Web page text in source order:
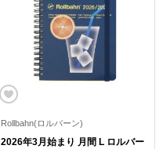
Rollbahn(ロルバーン)
2026年3月始まり 月間 L ロルバー